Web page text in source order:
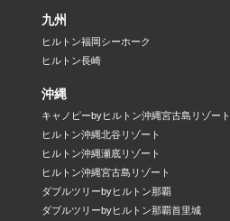
九州
ヒルトン福岡シーホーク
ヒルトン長崎
沖縄
キャノピーbyヒルトン沖縄宮古島リゾート
ヒルトン沖縄北谷リゾート
ヒルトン沖縄瀬底リゾート
ヒルトン沖縄宮古島リゾート
ダブルツリーbyヒルトン那覇
ダブルツリーbyヒルトン那覇首里城